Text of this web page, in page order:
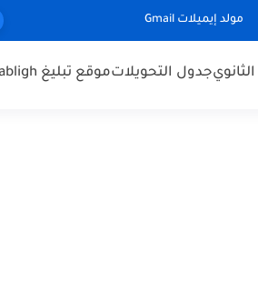
مولد إيميلات Gmail
جدول التحويلاتموقع تبليغ Tabligh